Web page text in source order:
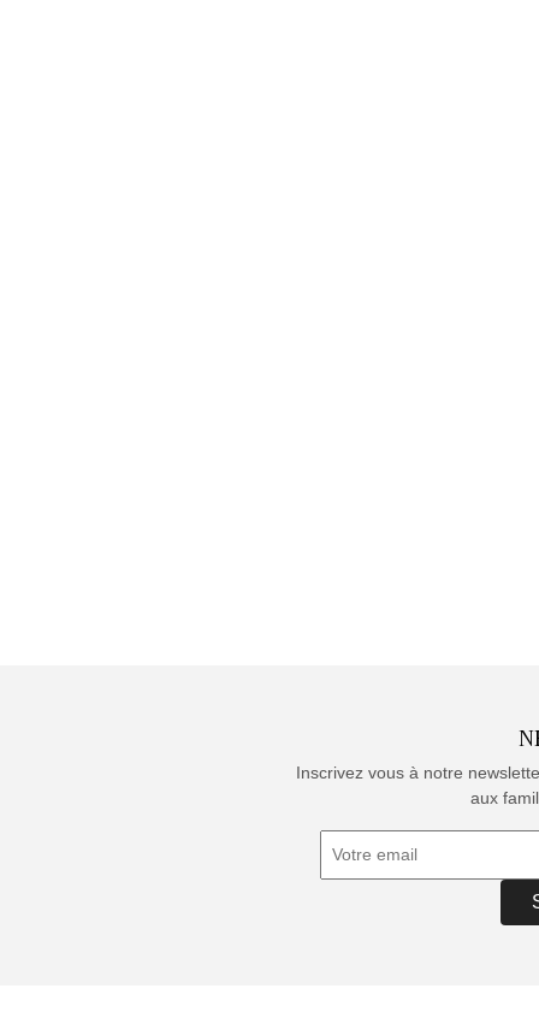
Inscrivez vous à notre
aux